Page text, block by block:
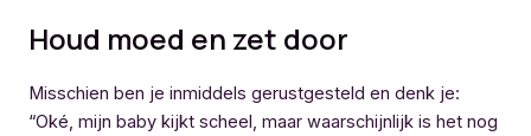
Houd moed en zet door
Misschien ben je inmiddels gerustgesteld en denk je:
“Oké, mijn baby kijkt scheel, maar waarschijnlijk is het nog